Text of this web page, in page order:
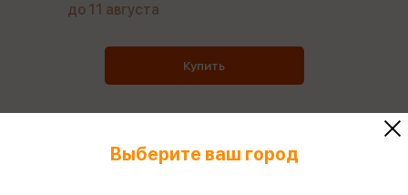
до 11 августа
Купить
Все товары производителя
Выберите ваш город